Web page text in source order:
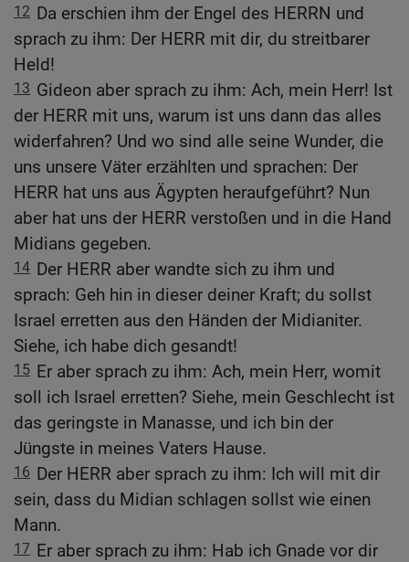
12 Da erschien ihm der Engel des HERRN und
sprach zu ihm: Der HERR mit dir, du streitbarer
Held!
13 Gideon aber sprach zu ihm: Ach, mein Herr! Ist
der HERR mit uns, warum ist uns dann das alles
widerfahren? Und wo sind alle seine Wunder, die
uns unsere Väter erzählten und sprachen: Der
HERR hat uns aus Ägypten heraufgeführt? Nun
aber hat uns der HERR verstoßen und in die Hand
Midians gegeben.
14 Der HERR aber wandte sich zu ihm und
sprach: Geh hin in dieser deiner Kraft; du sollst
Israel erretten aus den Händen der Midianiter.
Siehe, ich habe dich gesandt!
15 Er aber sprach zu ihm: Ach, mein Herr, womit
soll ich Israel erretten? Siehe, mein Geschlecht ist
das geringste in Manasse, und ich bin der
Jüngste in meines Vaters Hause.
16 Der HERR aber sprach zu ihm: Ich will mit dir
sein, dass du Midian schlagen sollst wie einen
Mann.
17 Er aber sprach zu ihm: Hab ich Gnade vor dir